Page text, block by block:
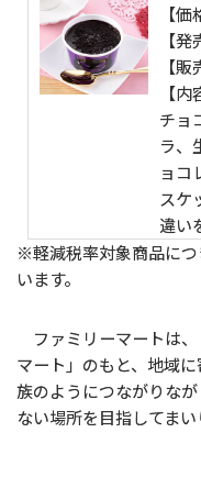
【
【
【
【
チョ
ラ、
ョコ
スケ
違い
※軽減税率対象商品に
います。
ファミリーマートは
マート」のもと、地域
族のようにつながりな
ない場所を目指してまい